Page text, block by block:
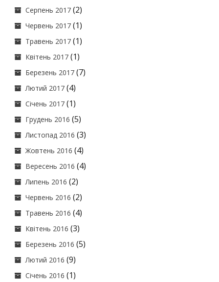
Серпень 2017 (2)
Червень 2017 (1)
Травень 2017 (1)
Квітень 2017 (1)
Березень 2017 (7)
Лютий 2017 (4)
Січень 2017 (1)
Грудень 2016 (5)
Листопад 2016 (3)
Жовтень 2016 (4)
Вересень 2016 (4)
Липень 2016 (2)
Червень 2016 (2)
Травень 2016 (4)
Квітень 2016 (3)
Березень 2016 (5)
Лютий 2016 (9)
Січень 2016 (1)